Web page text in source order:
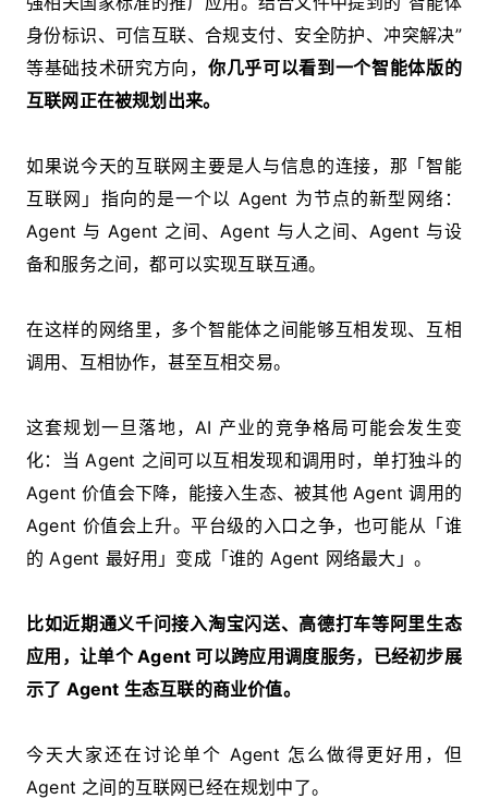
身份标识、可信互联、合规支付、安全防护、冲突解决”
等基础技术研究方向， 你几乎可以看到一个智能体版的
互联网正在被规划出来。
如果说今天的互联网主要是人与信息的连接，那「智能
互联网」指向的是一个以 Agent 为节点的新型网络：
Agent 与 Agent 之间、Agent 与人之间、Agent 与设
备和服务之间，都可以实现互联互通。
在这样的网络里，多个智能体之间能够互相发现、互相
调用、互相协作，甚至互相交易。
这套规划一旦落地，AI 产业的竞争格局可能会发生变
化：当 Agent 之间可以互相发现和调用时，单打独斗的
Agent 价值会下降，能接入生态、被其他 Agent 调用的
Agent 价值会上升。平台级的入口之争，也可能从「谁
的 Agent 最好用」变成「谁的 Agent 网络最大」。
比如近期通义千问接入淘宝闪送、高德打车等阿里生态
应用，让单个 Agent 可以跨应用调度服务，已经初步展
示了 Agent 生态互联的商业价值。
今天大家还在讨论单个 Agent 怎么做得更好用，但
Agent 之间的互联网已经在规划中了。